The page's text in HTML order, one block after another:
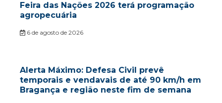
Feira das Nações 2026 terá programação
agropecuária
6 de agosto de 2026
Alerta Máximo: Defesa Civil prevê
temporais e vendavais de até 90 km/h em
Bragança e região neste fim de semana